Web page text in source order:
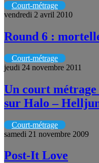
Court-métrage
vendredi 2 avril 2010
Round 6 :
Court-métrage
jeudi 24 novembre 2011
Un court
sur Halo –
Court-métrage
samedi 21 novembre 2009
Post-It Love